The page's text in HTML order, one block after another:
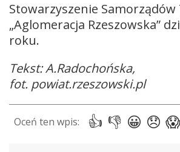
Stowarzyszenie
„Aglomeracja Rzeszowska”
roku.
Tekst: A.Radochońska,
fot. powiat.rzeszowski.pl